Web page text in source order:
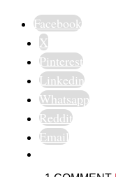
Facebook
X
Pinterest
Linkedin
Whatsapp
Reddit
Email